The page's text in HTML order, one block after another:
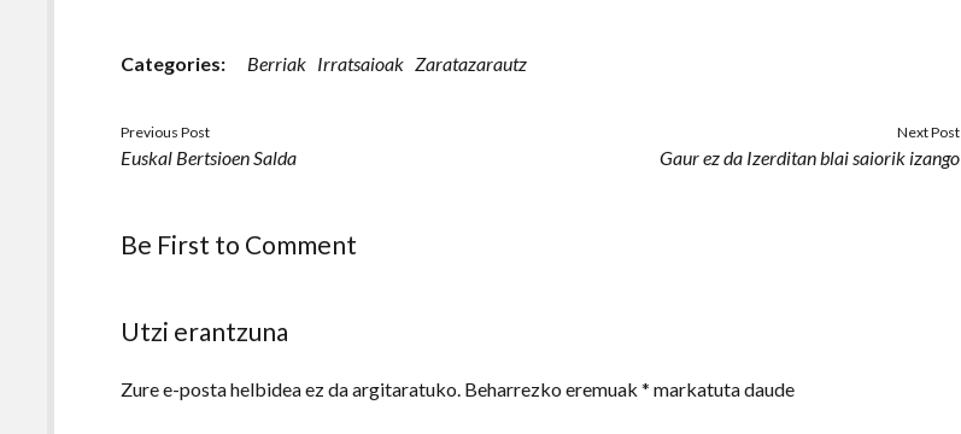
Categories: Berriak Irratsaioak Zaratazarautz
Previous Post
Euskal Bertsioen Salda
Next Post
Gaur ez da Izerditan blai saiorik izango
Be First to Comment
Utzi erantzuna
Zure e-posta helbidea ez da argitaratuko. Beharrezko eremuak* markatuta daude